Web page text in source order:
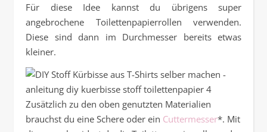
Für diese Idee kannst du übrigens super
angebrochene Toilettenpapierrollen verwenden.
Diese sind dann im Durchmesser bereits etwas
kleiner.
Zusätzlich zu den oben genutzten Materialien
brauchst du eine Schere oder ein Cuttermesser*. Mit